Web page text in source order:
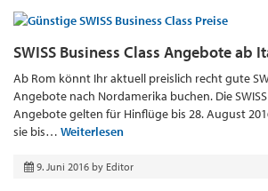
SWISS Business Class Angebote ab
Ab Rom könnt Ihr aktuell preislich recht gute
Angebote nach Nordamerika buchen. Die SWISS
Angebote gelten für Hinflüge bis 28. August
sie bis… Weiterlesen
9. Juni 2016 by Editor